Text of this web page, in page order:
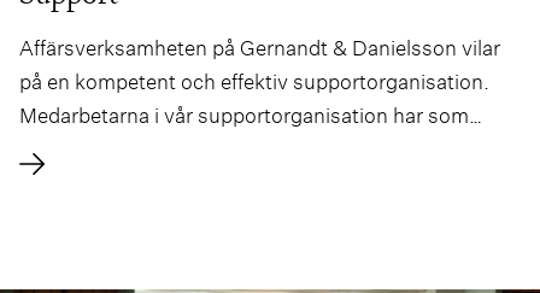
Affärsverksamheten på Gernandt & Danielsson vilar
på en kompetent och effektiv supportorganisation.
Medarbetarna i vår supportorganisation har som
främsta uppgift att supportera våra jurister och skapar
därigenom mervärde för våra klienter.